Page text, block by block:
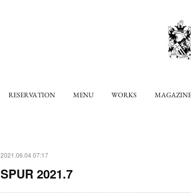
RESERVATION MENU WORKS
2021.06.04 07:17
SPUR 2021.7